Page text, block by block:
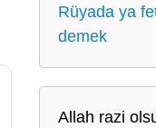
Rüyada ya
demek
Allah razi